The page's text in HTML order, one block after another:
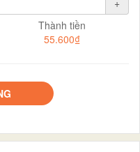
+
Thành tiền
55.600₫